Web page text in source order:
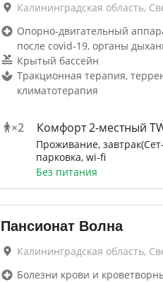
Калининградская область,
Опорно-двигательный
после covid-19, органы
Крытый бассейн
Тракционная терапия,
климатотерапия
×2 Комфорт 2-местный
Проживание,
парковка, wi-fi
Без питания
Пансионат Волна
Калининградская область,
Болезни крови и